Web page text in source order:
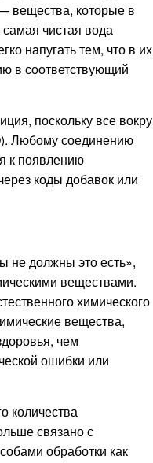
вещества, которые в
чистая вода
напугать тем, что в их
в соответствующий
поскольку все
Любому соединению
к появлению
коды добавок или
не должны это есть»,
веществами.
химического
вещества,
чем
ошибки или
количества
связано с
обработки как